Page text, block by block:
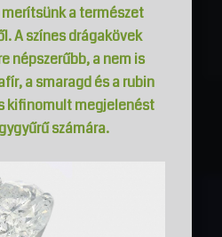
a természet
A színes drágakövek
népszerűbb, a nem is
a smaragd és a rubin
kifinomult megjelenést
számára.